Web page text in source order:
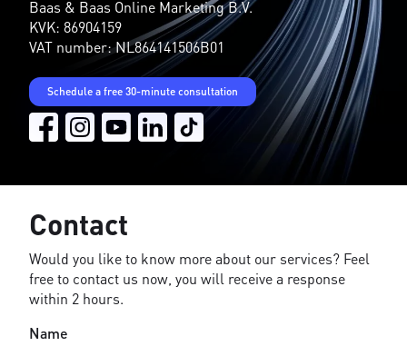
Baas & Baas Online Marketing B.V.
KVK: 86904159
VAT number: NL864141506B01
Schedule a free 30-minute consultation
Contact
Would you like to know more about our services? Feel
free to contact us now, you will receive a response
within 2 hours.
Name